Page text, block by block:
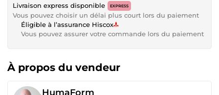
Livraison express disponible EXPRESS
Vous pouvez choisir un délai plus court lors du paiement
Éligible à l’assurance Hiscox
Vous pouvez assurer votre commande lors du paiement
À propos du vendeur
HumaForm